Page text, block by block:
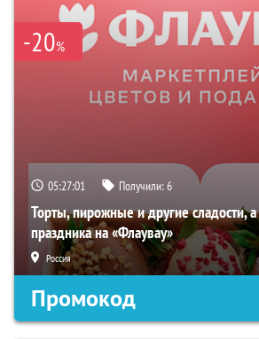
-20%
05:27:01 Получили:6
Торты, пирожные и другие сладости,
праздника на «Флаувау»
Россия
Промокод